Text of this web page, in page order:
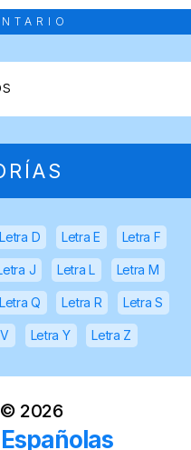
Letra D Letra E Letra F
J Letra L Letra M
Letra Q Letra R Letra S
Letra Y Letra Z
© 2026